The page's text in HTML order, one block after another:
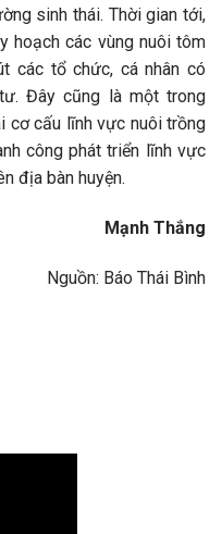
sinh thái. Thời gian tới,
hoạch các vùng nuôi tôm
các tổ chức, cá nhân có
Đây cũng là một trong
cơ cấu lĩnh vực nuôi trồng
công phát triển lĩnh vực
địa bàn huyện.
Mạnh Thắng
Nguồn: Báo Thái Bình